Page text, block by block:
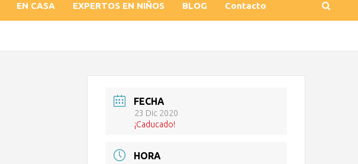
EN CASA EXPERTOS EN NIÑOS BLOG Contacto
FECHA
23 Dic 2020
¡Caducado!
HORA